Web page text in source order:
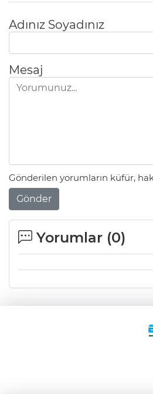
Adınız Soyadınız
Mesaj
Gönderilen yorumların küfür,
Gönder
Yorumlar (0)